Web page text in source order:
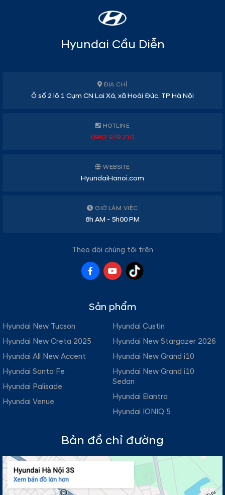
Hyundai Cầu Diễn
ĐỊA CHỈ
Ô số 2 lô 1 Cụm CN Lai Xá, xã Hoài Đức, TP Hà Nội
HOTLINE
0962 979 210
WEBSITE
HyundaiHanoi.com
GIỜ LÀM VIỆC
8h AM - 5h00 PM
Theo dõi chúng tôi trên
Sản phẩm
Hyundai New Tucson
Hyundai New Creta 2025
Hyundai All New Accent
Hyundai Santa Fe
Hyundai Palisade
Hyundai Venue
Hyundai Custin
Hyundai New Stargazer 2026
Hyundai New Grand i10
Hyundai New Grand i10
Sedan
Hyundai Elantra
Hyundai IONIQ 5
Bản đồ chỉ đường